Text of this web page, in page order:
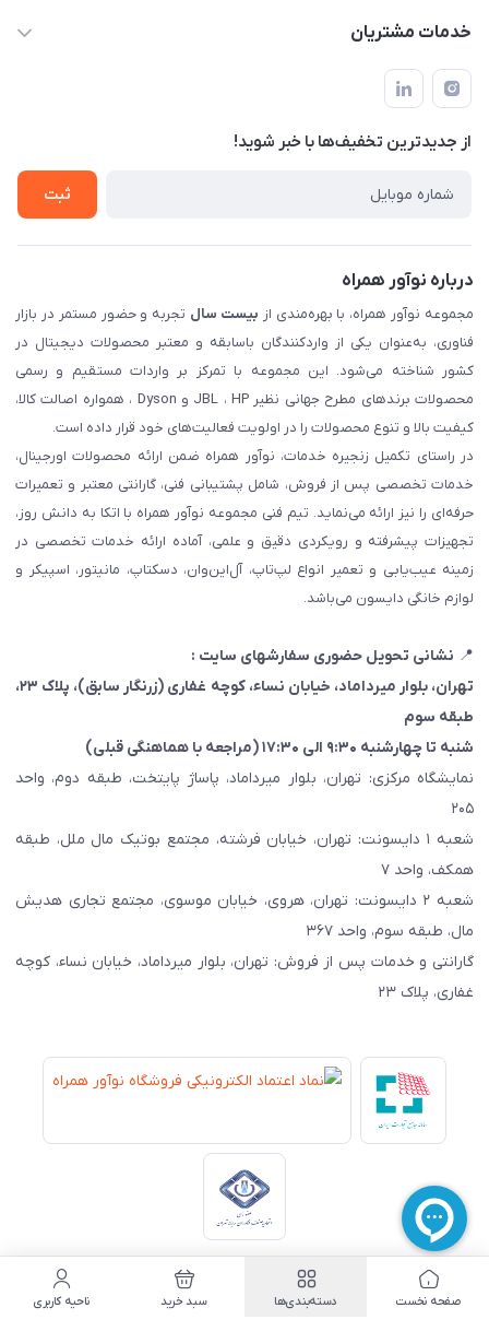
۲۳، طبقه سوم
لیست محصولات
حساب کاربری
تماس با ما
خدمات مشتریان
قوانین و مقررات
حریم خصوصی
شرایط گارانتی
ثبت شکایت
از جدید‌ترین تخفیف‌ها با‌ خبر شوید!
ثبت
درباره نوآور همراه
مجموعه نوآور همراه، با بهره‌مندی از بیست سال تجربه و حضور مستمر در بازار
فناوری، به‌عنوان یکی از واردکنندگان باسابقه و معتبر محصولات دیجیتال در
کشور شناخته می‌شود. این مجموعه با تمرکز بر واردات مستقیم و رسمی
محصولات برندهای مطرح جهانی نظیر JBL ، HP و Dyson ، همواره اصالت کالا،
کیفیت بالا و تنوع محصولات را در اولویت فعالیت‌های خود قرار داده است.
در راستای تکمیل زنجیره خدمات، نوآور همراه ضمن ارائه محصولات اورجینال،
خدمات تخصصی پس از فروش، شامل پشتیبانی فنی، گارانتی معتبر و تعمیرات
حرفه‌ای را نیز ارائه می‌نماید. تیم فنی مجموعه نوآور همراه با اتکا به دانش روز،
تجهیزات پیشرفته و رویکردی دقیق و علمی، آماده ارائه خدمات تخصصی در
زمینه عیب‌یابی و تعمیر انواع لپ‌تاپ، آل‌این‌وان، دسکتاپ، مانیتور، اسپیکر و
لوازم خانگی دایسون می‌باشد.
📍 نشانی تحویل حضوری سفارشهای سایت :
تهران، بلوار میرداماد، خیابان نساء، کوچه غفاری (زرنگار سابق)
، پلاک ۲۳،
طبقه سوم
شنبه تا چهارشنبه ۹:۳۰ الی ۱۷:۳۰ (مراجعه با هماهنگی قبلی)
نمایشگاه مرکزی: تهران، بلوار میرداماد، پاساژ پایتخت، طبقه دوم، واحد
۲۰۵
شعبه ۱ دایسونت: تهران، خیابان فرشته، مجتمع بوتیک مال ملل، طبقه
همکف، واحد ۷
شعبه ۲ دایسونت: تهران، هروی، خیابان موسوی، مجتمع تجاری هدیش
مال، طبقه سوم، واحد ۳۶۷
گارانتی و خدمات پس از فروش: تهران، بلوار میرداماد، خیابان نساء، کوچه
غفاری، پلاک ۲۳
© تمامی حقوق این وب‌سایت متعلق به شرکتنوآور همراه نصر است -
صفحه نخست دسته‌بندی‌ها سبد خرید ناحیه کاربری